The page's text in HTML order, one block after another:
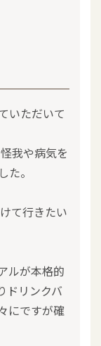
いただいて
我や病気を
。
て行きたい
ルが本格的
ドリンクバ
にですが確